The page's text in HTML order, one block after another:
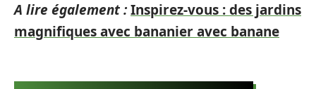
A lire également :Inspirez-vous : des jardins
magnifiques avec bananier avec banane